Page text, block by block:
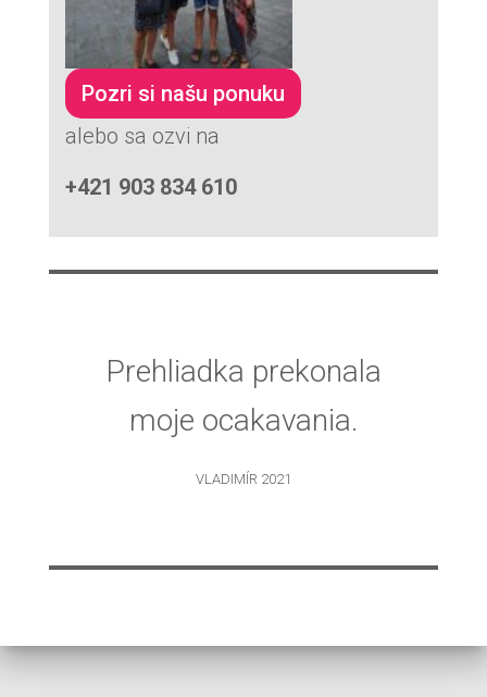
Pozri si našu ponuku
alebo sa ozvi na
+421 903 834 610
Prehliadka prekonala
moje ocakavania.
VLADIMÍR 2021